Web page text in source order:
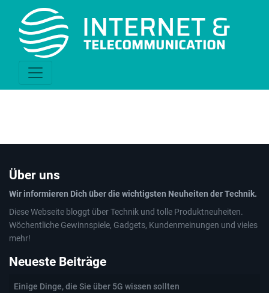
Über uns
Wir informieren Dich über die wichtigsten Neuheiten der Technik.
Diese Webseite bloggt über Technik und tolle Produktneuheiten.
Wöchentliche Gewinnspiele, Gadgets, Kundenmeinungen und vieles
mehr!
Neueste Beiträge
Einige Dinge, die Sie über 5G wissen sollten